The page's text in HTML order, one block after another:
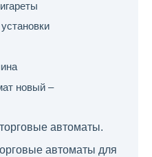
новый –
автоматы.
автоматы для